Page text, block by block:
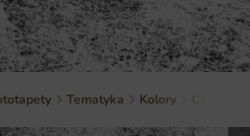
Tematyka Kolory